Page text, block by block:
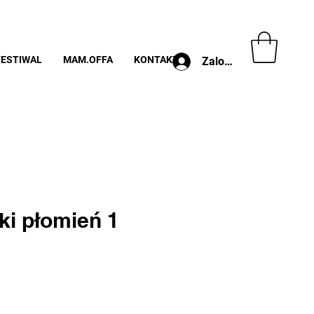
Zaloguj
MAM.OFFA KONTAKT
płomień 1